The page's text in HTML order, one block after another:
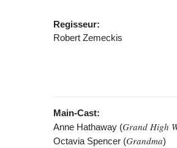
Regisseur:
Robert Zemeckis
Main-Cast:
Anne Hathaway (Grand High
Octavia Spencer (Grandma)